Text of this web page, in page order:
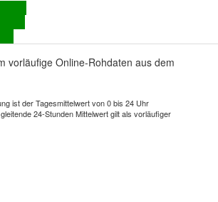
vorläufige Online-Rohdaten aus dem
ist der Tagesmittelwert von 0 bis 24 Uhr
24-Stunden Mittelwert gilt als vorläufiger